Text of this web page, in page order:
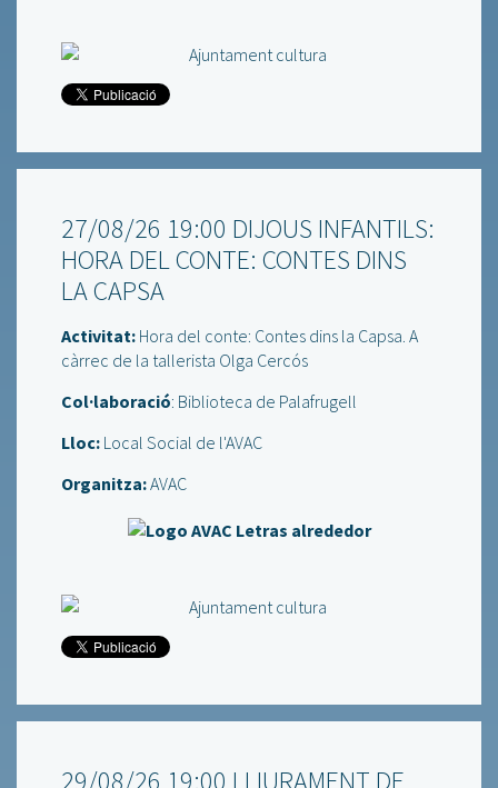
27/08/26 19:00 DIJOUS INFANTILS:
HORA DEL CONTE: CONTES DINS
LA CAPSA
Activitat: Hora del conte: Contes dins la Capsa. A
càrrec de la tallerista Olga Cercós
Col·laboració: Biblioteca de Palafrugell
Lloc: Local Social de l'AVAC
Organitza:AVAC
29/08/26 19:00 LLIURAMENT DE